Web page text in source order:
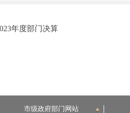
年度部门决算
市级政府部门网站